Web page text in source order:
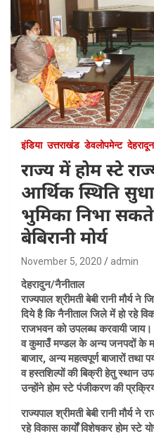
इंडिया उत्तराखंड डेवलोपमेन्ट देहरादून
राज्य में होम स्टे
आर्थिक स्थिति
भुमिका निभा
बेबिरानी मोर्य
November 5, 2020 admin
देहरादुन/नैनीताल
राज्यपाल श्रीमती बेबी रानी मौर्य ने
दिये है कि नैनीताल जिले में हो रहे
राजभवन को उपलब्ध करवायी जाय।
व कुमाउँ मण्डल के अन्य जनपदों के
बाजार, अन्य महत्वपूर्ण बाजारों तथा
व हस्तशिल्पों की बिक्री हेतु स्थान
उन्होंने होम स्टे पंजीकरण की
राज्यपाल श्रीमती बेबी रानी मौर्य
रहे विकास कार्यों विशेषकर होम स्टे